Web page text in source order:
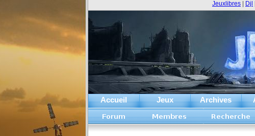
Accueil Jeux Archives
Jeuxlibres Djl